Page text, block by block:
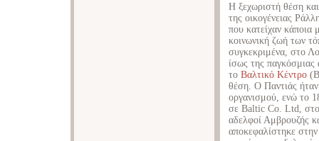
Η ξεχωριστή θέση
της οικογένειας
που κατείχαν κάποια
κοινωνική ζωή των
συγκεκριμένα, στο
ίσως της
το Βαλτικό Κέντρο
θέση. Ο Παντιάς
οργανισμού, ενώ το
σε Baltic Co. Ltd,
αδελφοί Αμβρουζής
αποκεφαλίστηκε